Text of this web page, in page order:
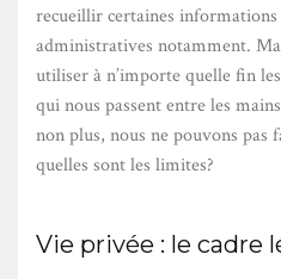
recueillir certaines informations
administratives notamment.
utiliser à n’importe quelle fin
qui nous passent entre les
non plus, nous ne pouvons pas
quelles sont les limites?
Vie privée : le cadre